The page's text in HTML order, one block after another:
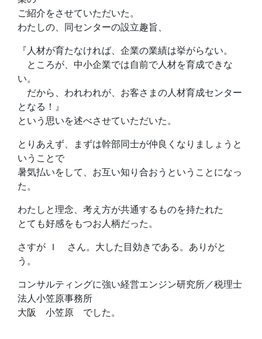
ご紹介をさせていただいた。
わたしの、同センターの設立趣旨、
『人材が育たなければ、企業の業績は挙がらない。
ところが、中小企業では自前で人材を育成できな
い。
だから、われわれが、お客さまの人材育成センター
となる！』
という思いを述べさせていただいた。
とりあえず、まずは幹部同士が仲良くなりましょうと
いうことで
暑気払いをして、お互い知り合おうということになっ
た。
わたしと理念、考え方が共通するものを持たれた
とても好感をもつお人柄だった。
さすが Ｉ さん。大した目効きである。ありがと
う。
コンサルティングに強い経営エンジン研究所／税理士
法人小笠原事務所
大阪 小笠原 でした。